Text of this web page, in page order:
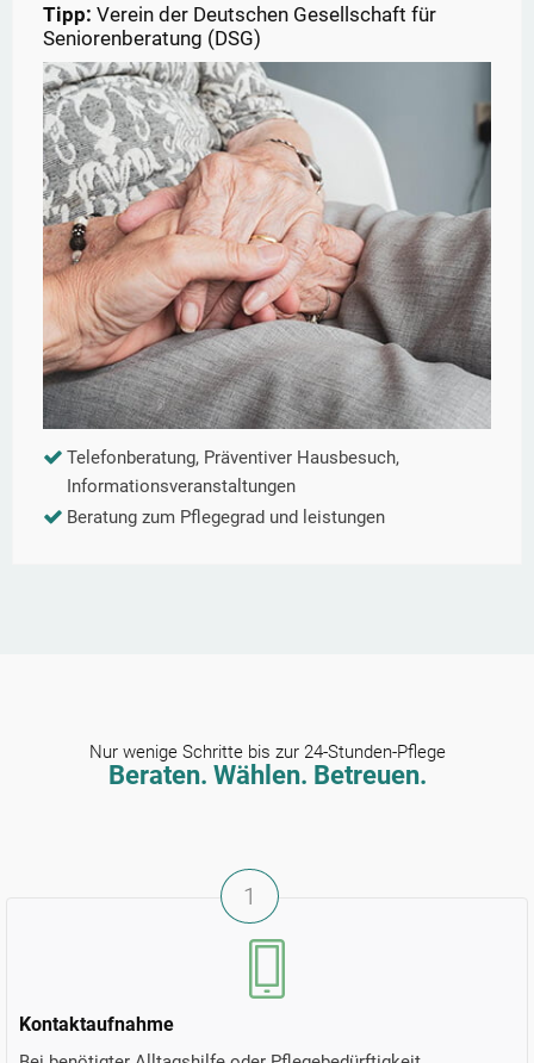
Tipp: Verein der Deutschen Gesellschaft für
Seniorenberatung (DSG)
Telefonberatung, Präventiver Hausbesuch,
Informationsveranstaltungen
Beratung zum Pflegegrad und leistungen
Nur wenige Schritte bis zur 24-Stunden-Pflege
Beraten. Wählen. Betreuen.
Kontaktaufnahme
1